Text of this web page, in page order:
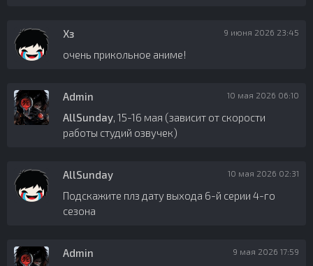
Хз 9 июня 2026 23:45
очень прикольное аниме!
Admin 10 мая 2026 06:10
AllSunday, 15-16 мая (зависит от скорости
работы студий озвучек)
AllSunday 10 мая 2026 02:31
Подскажите плз дату выхода 6-й серии 4-го
сезона
Admin 9 мая 2026 17:59